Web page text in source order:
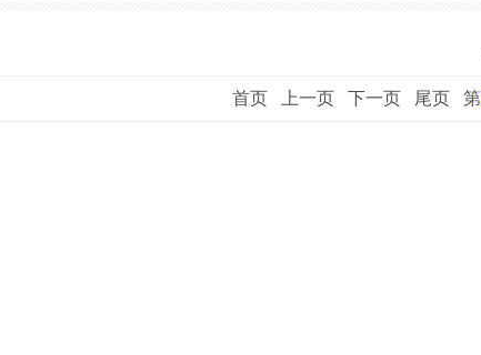
首页 上一页 下一页 尾页 第